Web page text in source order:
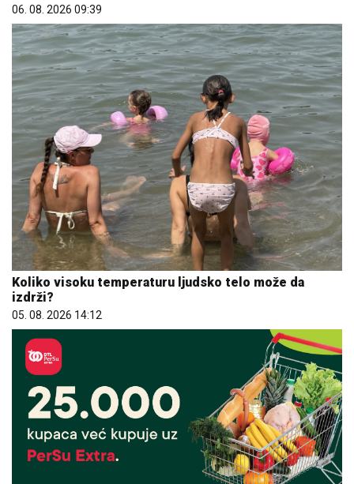
06. 08. 2026 09:39
Koliko visoku temperaturu ljudsko telo može da
izdrži?
05. 08. 2026 14:12